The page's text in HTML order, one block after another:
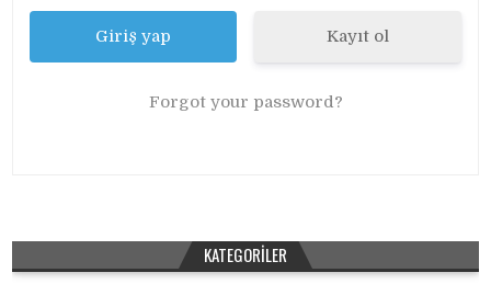
Kayıt ol
Forgot your password?
KATEGORILER